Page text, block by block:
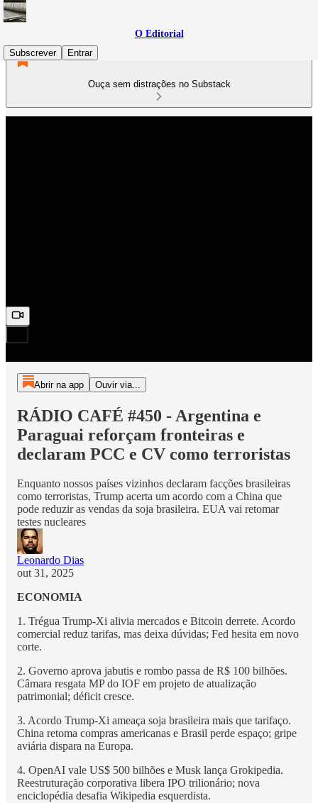
O Editorial
Subscrever
Entrar
Ouça sem distrações no Substack
Abrir na app Ouvir via...
RÁDIO CAFÉ #450 - Argentina e
Paraguai reforçam fronteiras e
declaram PCC e CV como terroristas
Enquanto nossos países vizinhos declaram facções brasileiras
como terroristas, Trump acerta um acordo com a China que
pode reduzir as vendas da soja brasileira. EUA vai retomar
testes nucleares
Leonardo Dias
out 31, 2025
ECONOMIA
1. Trégua Trump-Xi alivia mercados e Bitcoin derrete. Acordo
comercial reduz tarifas, mas deixa dúvidas; Fed hesita em novo
corte.
2. Governo aprova jabutis e rombo passa de R$ 100 bilhões.
Câmara resgata MP do IOF em projeto de atualização
patrimonial; déficit cresce.
3. Acordo Trump-Xi ameaça soja brasileira mais que tarifaço.
China retoma compras americanas e Brasil perde espaço; gripe
aviária dispara na Europa.
4. OpenAI vale US$ 500 bilhões e Musk lança Grokipedia.
Reestruturação corporativa libera IPO trilionário; nova
enciclopédia desafia Wikipedia esquerdista.